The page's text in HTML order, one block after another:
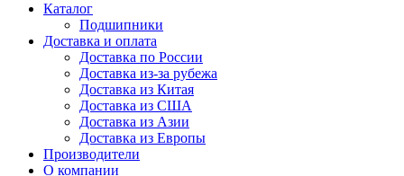
Каталог
Подшипники
Доставка и оплата
Доставка по России
Доставка из-за рубежа
Доставка из Китая
Доставка из США
Доставка из Азии
Доставка из Европы
Производители
О компании